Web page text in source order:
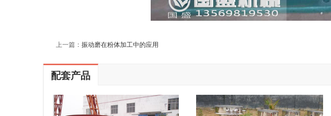
上一篇： 振动磨在粉体加工中的应用
配套产品